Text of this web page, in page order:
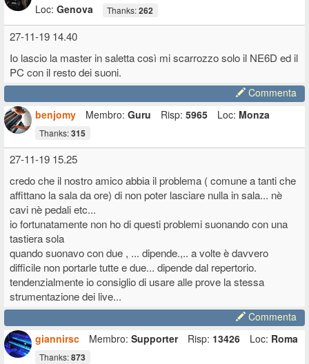
Loc: Genova Thanks:262
27-11-19 14.40
Io lascio la master in saletta così mi scarrozzo solo il NE6D ed il
PC con il resto dei suoni.
Commenta
benjomy
Membro: Guru Risp: 5965 Loc: Monza
Thanks:315
27-11-19 15.25
credo che il nostro amico abbia il problema ( comune a tanti che
affittano la sala da ore) di non poter lasciare nulla in sala... nè
cavi nè pedali etc...
io fortunatamente non ho di questi problemi suonando con una
tastiera sola
quando suonavo con due , ... dipende.,.. a volte è davvero
difficile non portarle tutte e due... dipende dal repertorio.
tendenzialmente io consiglio di usare alle prove la stessa
strumentazione dei live...
Commenta
giannirsc
Membro: Supporter Risp: 13426 Loc: Roma
Thanks:873